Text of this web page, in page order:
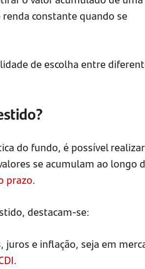
constante quando se
de escolha entre
do fundo, é possível realizar
se acumulam ao longo
prazo.
destacam-se:
juros e inflação, seja em
.